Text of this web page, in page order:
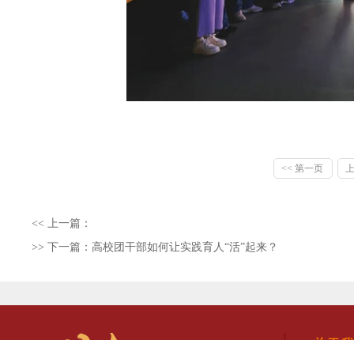
<< 第一页
<< 上一篇：
>> 下一篇： 高校团干部如何让实践育人“活”起来？